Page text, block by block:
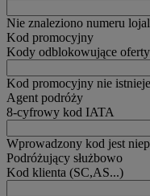
Nie znaleziono numeru
Kod promocyjny
Kody odblokowujące
Kod promocyjny nie
Agent podróży
8-cyfrowy kod IATA
Wprowadzony kod jest
Podróżujący służbowo
Kod klienta (SC,AS...)